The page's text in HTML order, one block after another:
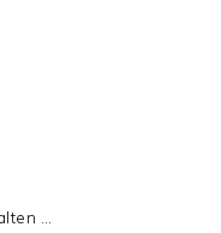
…